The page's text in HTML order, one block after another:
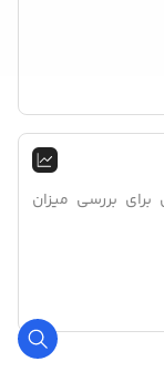
بررسی میزان